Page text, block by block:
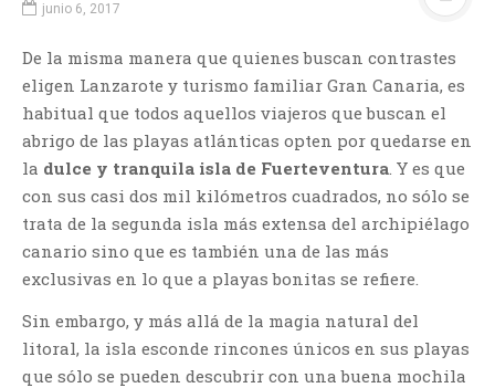
junio 6, 2017
De la misma manera que quienes buscan contrastes
eligen Lanzarote y turismo familiar Gran Canaria, es
habitual que todos aquellos viajeros que buscan el
abrigo de las playas atlánticas opten por quedarse en
la dulce y tranquila isla de Fuerteventura. Y es que
con sus casi dos mil kilómetros cuadrados, no sólo se
trata de la segunda isla más extensa del archipiélago
canario sino que es también una de las más
exclusivas en lo que a playas bonitas se refiere.
Sin embargo, y más allá de la magia natural del
litoral, la isla esconde rincones únicos en sus playas
que sólo se pueden descubrir con una buena mochila